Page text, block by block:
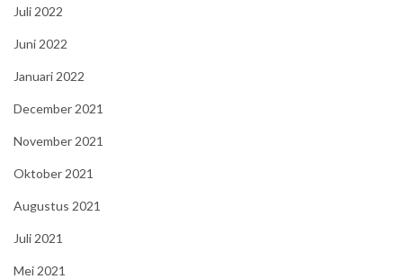
Juli 2022
Juni 2022
Januari 2022
December 2021
November 2021
Oktober 2021
Augustus 2021
Juli 2021
Mei 2021